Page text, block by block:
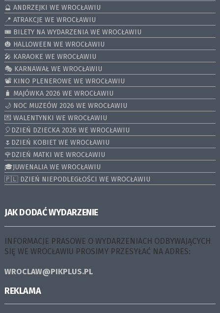
🔮 ANDRZEJKI WE WROCŁAWIU
📍 ATRAKCJE WE WROCŁAWIU
🎟️ BILETY NA WYDARZENIA WE WROCŁAWIU
🎃 HALLOWEEN WE WROCŁAWIU
🎤 KARAOKE WE WROCŁAWIU
🎭 KARNAWAŁ WE WROCŁAWIU
📽️ KINO PLENEROWE WE WROCŁAWIU
🧳 MAJÓWKA 2026 WE WROCŁAWIU
🌙 NOC MUZEÓW 2026 WE WROCŁAWIU
💌 WALENTYNKI WE WROCŁAWIU
🎈DZIEŃ DZIECKA 2026 WE WROCŁAWIU
🌷DZIEŃ KOBIET WE WROCŁAWIU
🌹DZIEŃ MATKI WE WROCŁAWIU
🎓JUWENALIA WE WROCŁAWIU
🇵🇱 DZIEŃ NIEPODLEGŁOŚCI WE WROCŁAWIU
JAK DODAĆ WYDARZENIE
INFORMACJE PRASOWE O WYDARZENIACH ODBYWAJĄCYCH
SIĘ WE WROCŁAWIU PROSIMY PRZESYŁAĆ NA ADRES:
WROCLAW@PIKPLUS.PL
REKLAMA